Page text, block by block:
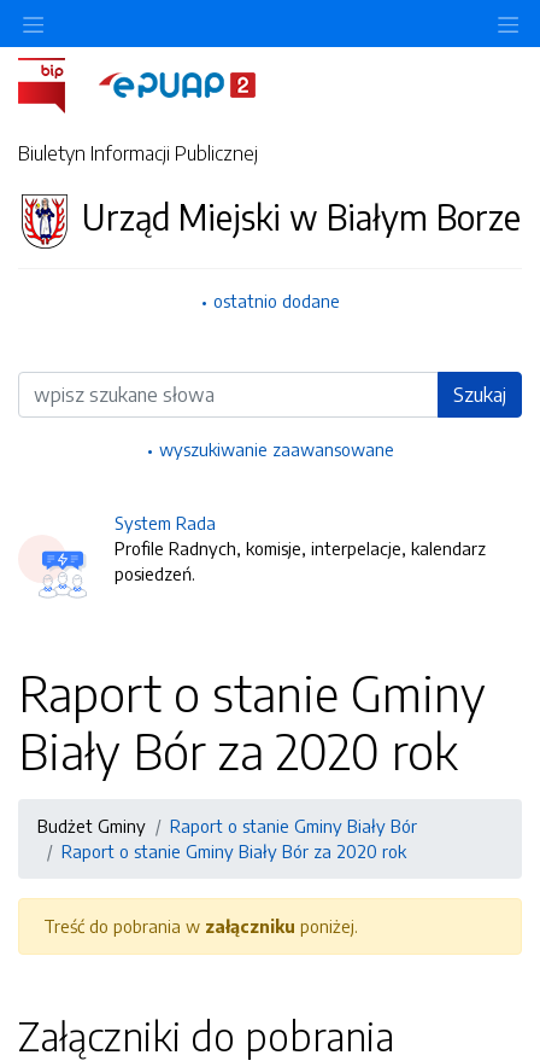
Biuletyn Informacji Publicznej
Urząd Miejski w Białym Borze
ostatnio dodane
Wyszukiwarka Szukaj
wyszukiwanie zaawansowane
System Rada
Profile Radnych, komisje, interpelacje, kalendarz
posiedzeń.
Raport o stanie Gminy
Biały Bór za 2020 rok
Budżet Gminy
Raport o stanie Gminy Biały Bór
Raport o stanie Gminy Biały Bór za 2020 rok
Treść do pobrania w załączniku poniżej.
Załączniki do pobrania